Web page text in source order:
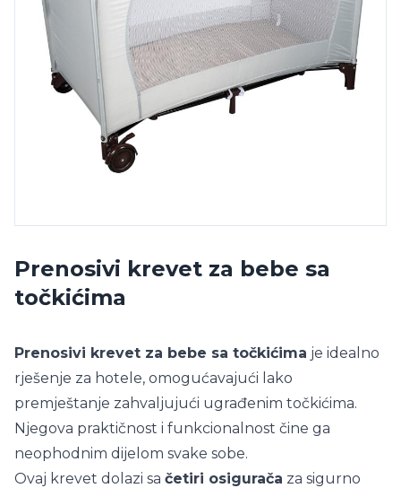
Prenosivi krevet za bebe sa
točkićima
Prenosivi krevet za bebe sa točkićima je idealno
rješenje za hotele, omogućavajući lako
premještanje zahvaljujući ugrađenim točkićima.
Njegova praktičnost i funkcionalnost čine ga
neophodnim dijelom svake sobe.
Ovaj krevet dolazi sa četiri osigurača za sigurno